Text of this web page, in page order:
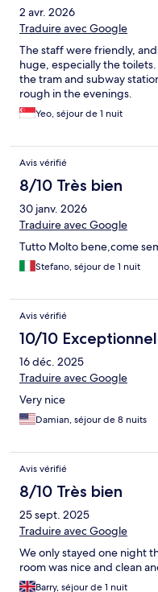
2 avr. 2026
Traduire avec Google
The staff were friendly,
huge, especially the
the tram and subway
rough in the evenings.
Yeo, séjour de 1 nuit
Avis vérifié
8/10 Très bien
30 janv. 2026
Traduire avec Google
Tutto Molto bene,come
Stefano, séjour de 1 nuit
Avis vérifié
10/10 Exceptionnel
16 déc. 2025
Traduire avec Google
Very nice
Damian, séjour de 8 nuits
Avis vérifié
8/10 Très bien
25 sept. 2025
Traduire avec Google
We only stayed one night
room was nice and clean
Barry, séjour de 1 nuit